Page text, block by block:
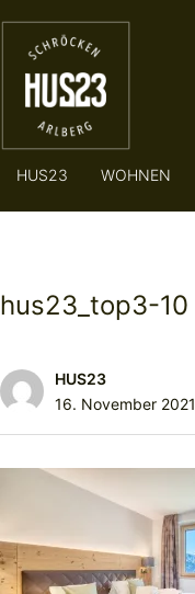
HUS23 WOHNEN
hus23_top3-10
HUS23
16. November 2021